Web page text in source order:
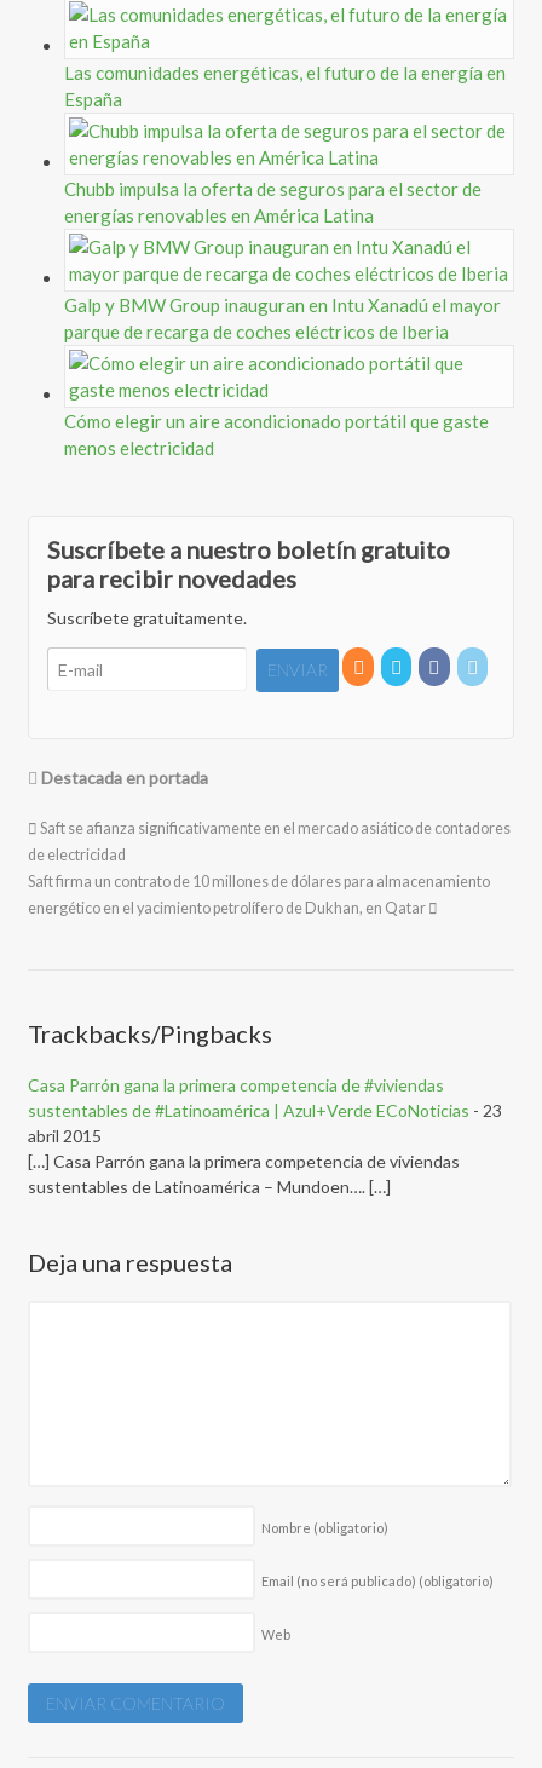
Las comunidades energéticas, el futuro de la energía en
España
Chubb impulsa la oferta de seguros para el sector de
energías renovables en América Latina
Galp y BMW Group inauguran en Intu Xanadú el mayor
parque de recarga de coches eléctricos de Iberia
Cómo elegir un aire acondicionado portátil que gaste
menos electricidad
Suscríbete a nuestro boletín gratuito
para recibir novedades
Suscríbete gratuitamente.
Destacada en portada
Saft se afianza significativamente en el mercado asiático de contadores
de electricidad
Saft firma un contrato de 10 millones de dólares para almacenamiento
energético en el yacimiento petrolífero de Dukhan, en Qatar
Trackbacks/Pingbacks
Casa Parrón gana la primera competencia de #viviendas
sustentables de #Latinoamérica | Azul+Verde ECoNoticias - 23
abril 2015
[…] Casa Parrón gana la primera competencia de viviendas
sustentables de Latinoamérica – Mundoen…. […]
Deja una respuesta
Nombre (obligatorio)
Email (no será publicado) (obligatorio)
Web